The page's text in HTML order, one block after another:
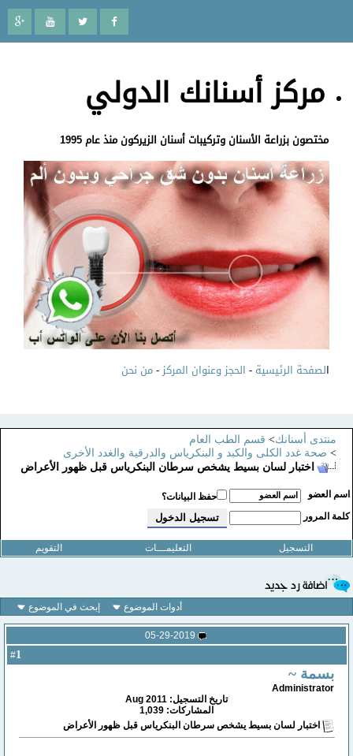
مركز أسنانك الدولي
مختصون بزراعة الأسنان وتركيبات أسنان الزيركون منذ عام 1995
لصفحة الرئيسية-الحجز وعنوان المركز-من نحن
منتدى أسنانك>قسم الطب العام
>صحة غدد الكلى والكبد و البنكرياس والدرقية والغدد الأخرى
اختبار لسان بسيط يشخص سرطان البنكرياس قبل ظهور الأعراض
اسم العضو
حفظ البيانات؟
كلمة المرور
التسجيل التعليمـــات التقويم
أدوات الموضوع إبحث في الموضوع
05-29-2019
بسمة ~
Administrator
تاريخ التسجيل: Aug 2011
المشاركات: 1,039
اختبار لسان بسيط يشخص سرطان البنكرياس قبل ظهور الأعراض